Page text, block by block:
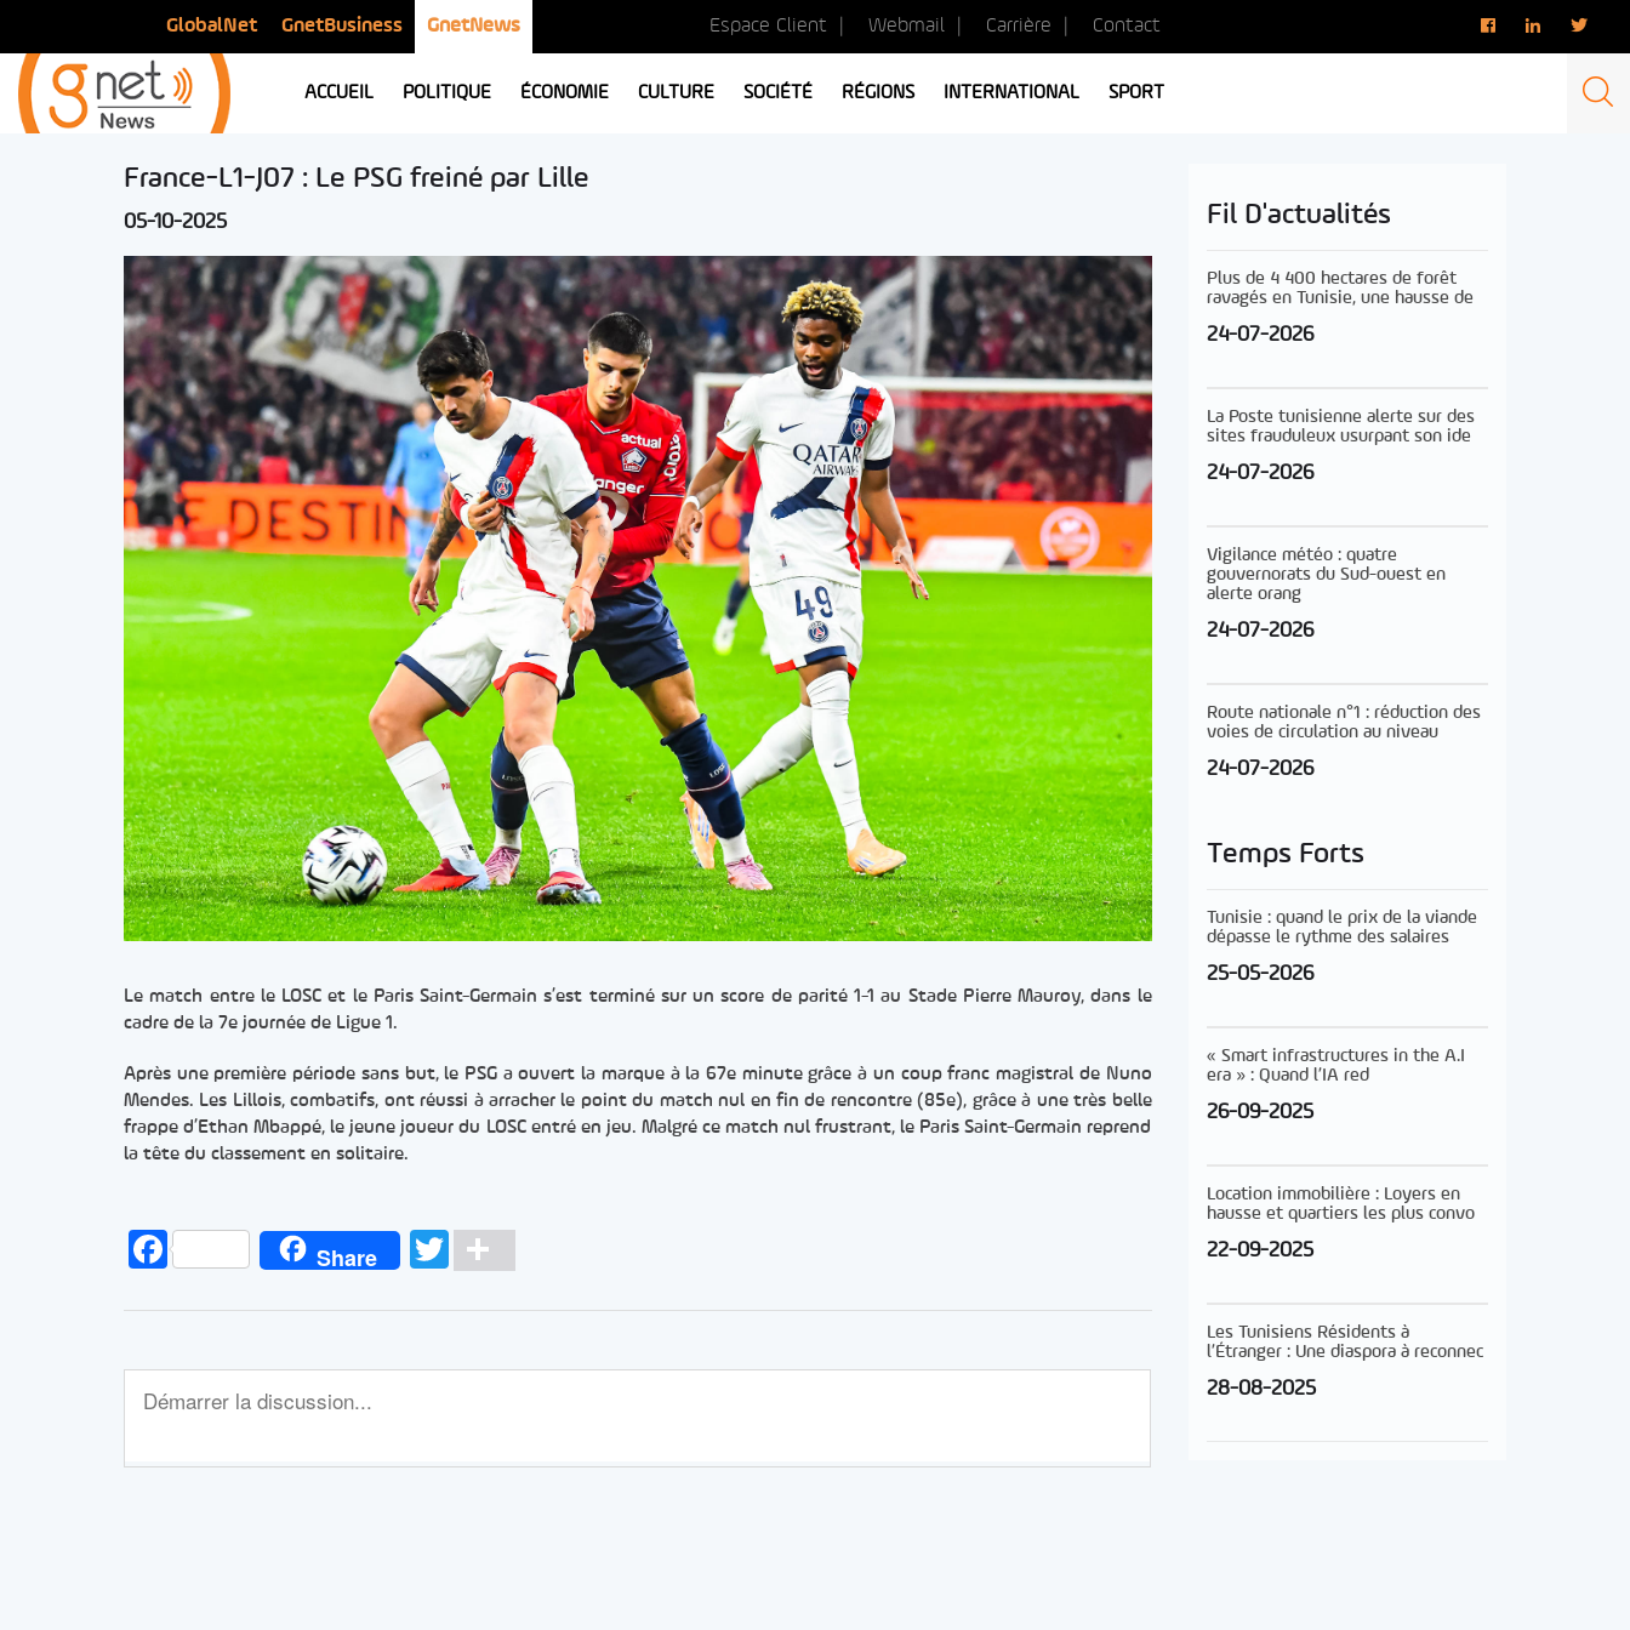
GlobalNet GnetBusiness GnetNews Espace Client Webmail Carrière Contact
ACCUEIL POLITIQUE ÉCONOMIE CULTURE SOCIÉTÉ RÉGIONS INTERNATIONAL SPORT
France-L1-J07 : Le PSG freiné par Lille
05-10-2025
Le match entre le LOSC et le Paris Saint-Germain s’est terminé sur un score de parité 1-1 au Stade Pierre Mauroy, dans le
cadre de la 7e journée de Ligue 1.
Après une première période sans but, le PSG a ouvert la marque à la 67e minute grâce à un coup franc magistral de Nuno
Mendes. Les Lillois, combatifs, ont réussi à arracher le point du match nul en fin de rencontre (85e), grâce à une très belle
frappe d’Ethan Mbappé, le jeune joueur du LOSC entré en jeu. Malgré ce match nul frustrant, le Paris Saint-Germain reprend
la tête du classement en solitaire.
FacebookShare TwitterPartager
Fil D'actualités
Plus de 4 400 hectares de forêt
ravagés en Tunisie, une hausse de
24-07-2026
La Poste tunisienne alerte sur des
sites frauduleux usurpant son ide
24-07-2026
Vigilance météo : quatre
gouvernorats du Sud-ouest en
alerte orang
24-07-2026
Route nationale n°1 : réduction des
voies de circulation au niveau
24-07-2026
Temps Forts
Tunisie : quand le prix de la viande
dépasse le rythme des salaires
25-05-2026
« Smart infrastructures in the A.I
era » : Quand l’IA red
26-09-2025
Location immobilière : Loyers en
hausse et quartiers les plus convo
22-09-2025
Les Tunisiens Résidents à
l’Étranger : Une diaspora à reconnec
28-08-2025